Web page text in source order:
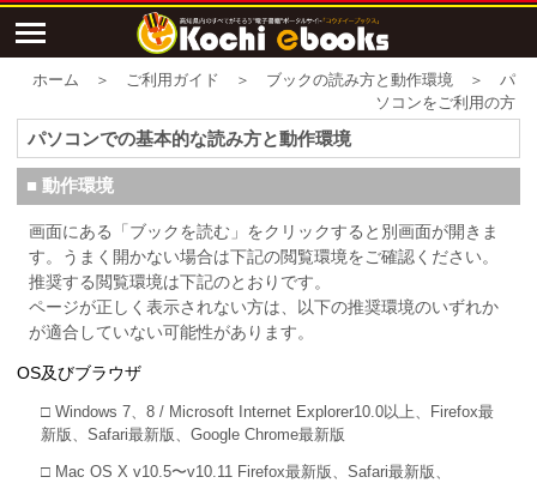
ホーム ＞ ご利用ガイド ＞ ブックの読み方と動作環境 ＞ パ
ソコンをご利用の方
パソコンでの基本的な読み方と動作環境
■ 動作環境
画面にある「ブックを読む」をクリックすると別画面が開きま
す。うまく開かない場合は下記の閲覧環境をご確認ください。
推奨する閲覧環境は下記のとおりです。
ページが正しく表示されない方は、以下の推奨環境のいずれか
が適合していない可能性があります。
OS及びブラウザ
□ Windows 7、8 / Microsoft Internet Explorer10.0以上、Firefox最
新版、Safari最新版、Google Chrome最新版
□ Mac OS X v10.5〜v10.11 Firefox最新版、Safari最新版、